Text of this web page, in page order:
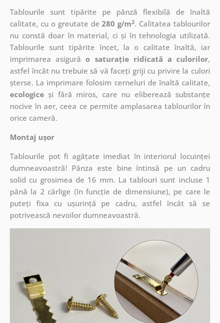
Tablourile sunt tipărite pe pânză flexibilă de înaltă
calitate, cu o greutate de280 g/m2. Calitatea tablourilor
nu constă doar în material, ci și în tehnologia utilizată.
Tablourile sunt tipărite încet, la o calitate înaltă, iar
imprimarea asigurăo saturație ridicată a culorilor,
astfel încât nu trebuie să vă faceți griji cu privire la culori
șterse. La imprimare folosim cerneluri de înaltă calitate,
ecologiceși fără miros, care nu eliberează substanțe
nocive în aer, ceea ce permite amplasarea tablourilor în
orice cameră.
Montaj ușor
Tablourile pot fi agățate imediat în interiorul locuinței
dumneavoastră! Pânza este bine întinsă pe un cadru
solid cu grosimea de 16 mm. La tablouri sunt incluse 1
până la 2 cârlige (în funcție de dimensiune), pe care le
puteți fixa cu ușurință pe cadru, astfel încât să se
potrivească nevoilor dumneavoastră.